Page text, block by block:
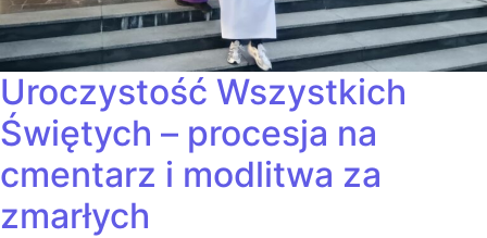
Uroczystość Wszystkich
Świętych – procesja na
cmentarz i modlitwa za
zmarłych